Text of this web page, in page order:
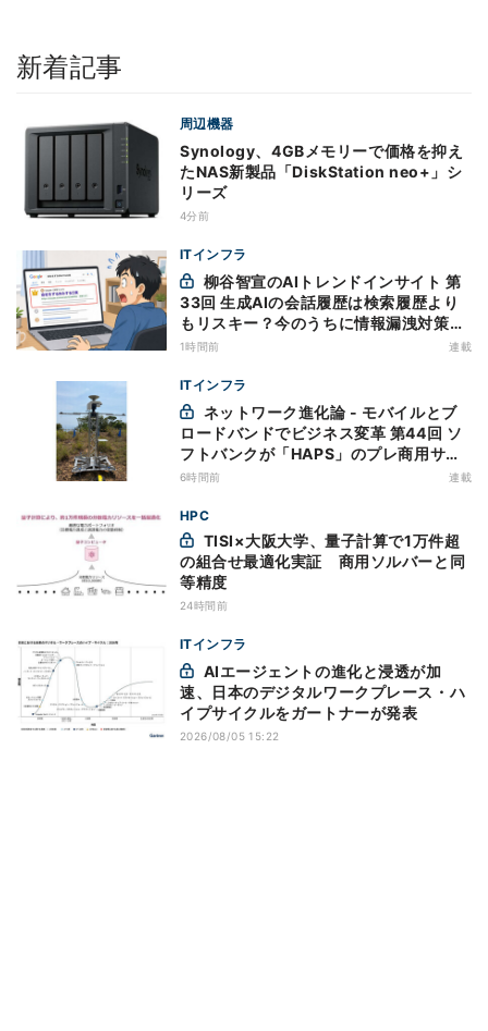
新着記事
周辺機器
Synology、4GBメモリーで価格を抑え
たNAS新製品「DiskStation neo+」シ
リーズ
4分前
ITインフラ
33回 生成AIの会話履歴は検索履歴より
もリスキー？今のうちに情報漏洩対策を
万全にしておこう
1時間前 連載
ITインフラ
ロードバンドでビジネス変革 第44回 ソ
フトバンクが「HAPS」のプレ商用サー
ビス開始を表明、本格的な商用展開のめ
6時間前 連載
HPC
の組合せ最適化実証 商用ソルバーと同
等精度
24時間前
ITインフラ
速、日本のデジタルワークプレース・ハ
イプサイクルをガートナーが発表
2026/08/05 15:22